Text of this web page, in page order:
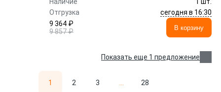
Отгрузка
сегодня в 16:30
9 364 ₽
9 857 ₽
В корзину
Показать еще 1 предложение
1 2 3 28